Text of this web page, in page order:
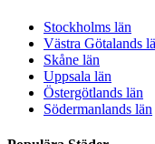
Stockholms län
Västra Götalands
Skåne län
Uppsala län
Östergötlands län
Södermanlands län